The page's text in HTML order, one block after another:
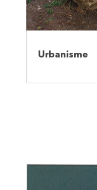
Urbanisme